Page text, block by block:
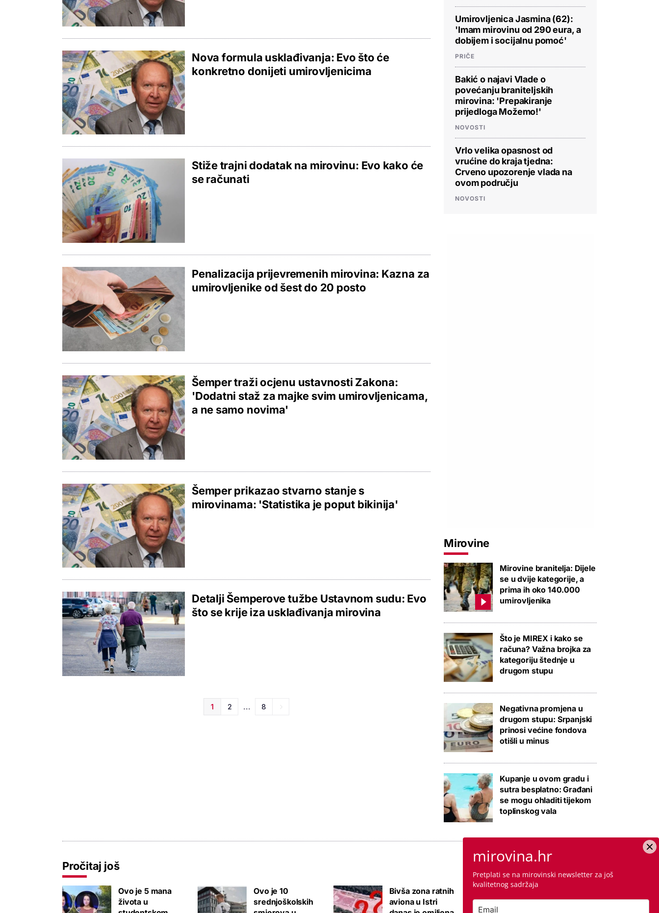
Nova formula usklađivanja: Evo što će
konkretno donijeti umirovljenicima
Stiže trajni dodatak na mirovinu: Evo kako će
se računati
Penalizacija prijevremenih mirovina: Kazna za
umirovljenike od šest do 20 posto
Šemper traži ocjenu ustavnosti Zakona:
'Dodatni staž za majke svim umirovljenicama,
a ne samo novima'
Šemper prikazao stvarno stanje s
mirovinama: 'Statistika je poput bikinija'
Detalji Šemperove tužbe Ustavnom sudu: Evo
što se krije iza usklađivanja mirovina
1 2 ... 8
Umirovljenica Jasmina (62):
'Imam mirovinu od 290 eura, a
dobijem i socijalnu pomoć'
PRIČE
Bakić o najavi Vlade o
povećanju braniteljskih
mirovina: 'Prepakiranje
prijedloga Možemo!'
NOVOSTI
Vrlo velika opasnost od
vrućine do kraja tjedna:
Crveno upozorenje vlada na
ovom području
NOVOSTI
Mirovine
Mirovine branitelja: Dijele
se u dvije kategorije, a
prima ih oko 140.000
umirovljenika
Što je MIREX i kako se
računa? Važna brojka za
kategoriju štednje u
drugom stupu
Negativna promjena u
drugom stupu: Srpanjski
prinosi većine fondova
otišli u minus
Kupanje u ovom gradu i
sutra besplatno: Građani
se mogu ohladiti tijekom
toplinskog vala
Pročitaj još
Ovo je 5 mana
života u
Ovo je 10
srednjoškolskih
Bivša zona ratnih
aviona u Istri
Raspisana dva
mega natječaja za
mirovina.hr
Pretplati se na mirovinski newsletter za još
kvalitetnog sadržaja